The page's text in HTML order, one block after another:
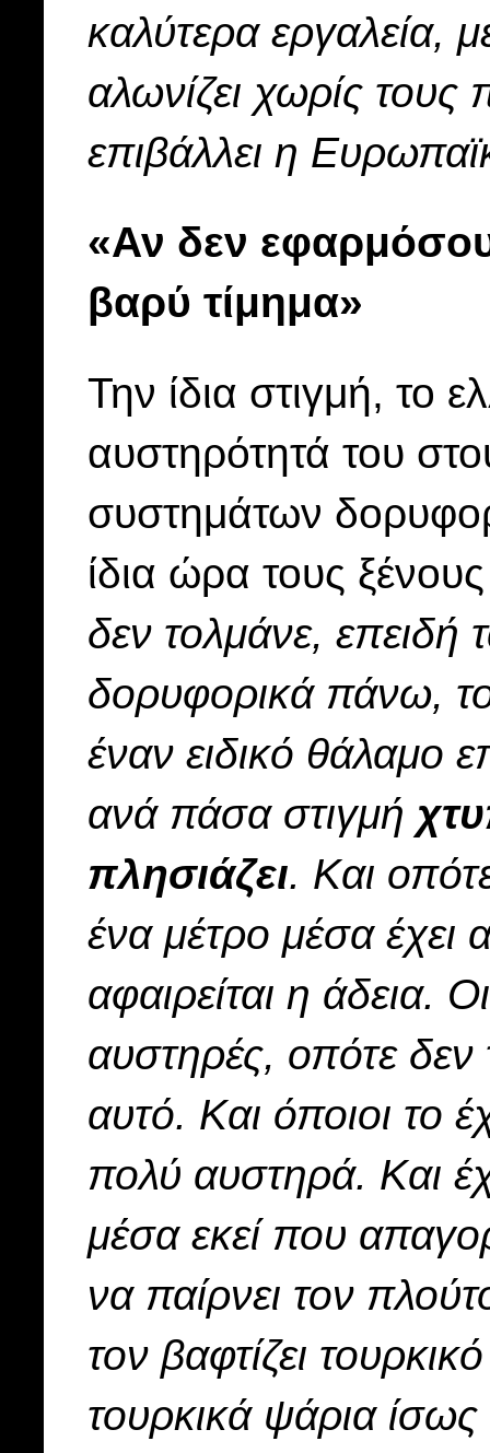
καλύτερα εργαλεία,
αλωνίζει χωρίς τους
επιβάλλει η
«Αν δεν
βαρύ τίμημα»
Την ίδια στιγμή, το
αυστηρότητά του
συστημάτων
ίδια ώρα τους
δεν τολμάνε, επειδή
δορυφορικά πάνω,
έναν ειδικό θάλαμο
ανά πάσα στιγμή
πλησιάζει. Και
ένα μέτρο μέσα έχει
αφαιρείται η άδεια.
αυστηρές, οπότε δεν
αυτό. Και όποιοι το
πολύ αυστηρά. Και
μέσα εκεί που
να παίρνει τον
τον βαφτίζει
τουρκικά ψάρια